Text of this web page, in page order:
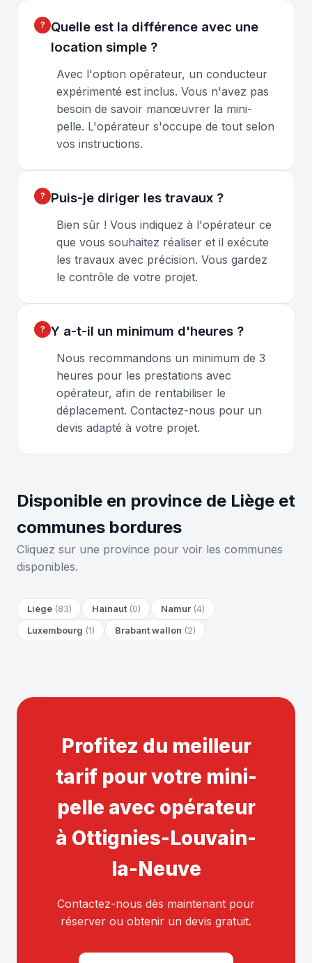
Quelle est la différence avec une
location simple ?
Avec l'option opérateur, un conducteur
expérimenté est inclus. Vous n'avez pas
besoin de savoir manœuvrer la mini-
pelle. L'opérateur s'occupe de tout selon
vos instructions.
Puis-je diriger les travaux ?
Bien sûr ! Vous indiquez à l'opérateur ce
que vous souhaitez réaliser et il exécute
les travaux avec précision. Vous gardez
le contrôle de votre projet.
Y a-t-il un minimum d'heures ?
Nous recommandons un minimum de 3
heures pour les prestations avec
opérateur, afin de rentabiliser le
déplacement. Contactez-nous pour un
devis adapté à votre projet.
Disponible en province de Liège et
communes bordures
Cliquez sur une province pour voir les communes
disponibles.
Liège (83) Hainaut (0) Namur (4)
Luxembourg (1) Brabant wallon (2)
Profitez du meilleur
tarif pour votre mini-
pelle avec opérateur
à Ottignies-Louvain-
la-Neuve
Contactez-nous dès maintenant pour
réserver ou obtenir un devis gratuit.